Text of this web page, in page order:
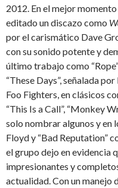
2012. En el mejor
editado un discazo como
por el carismático Dave
con su sonido potente y
último trabajo como
“These Days”, señalada
Foo Fighters, en clásicos
“This Is a Call”, “Monkey
solo nombrar algunos y en
Floyd y “Bad Reputation”
el grupo dejo en evidencia
impresionantes y
actualidad. Con un manejo